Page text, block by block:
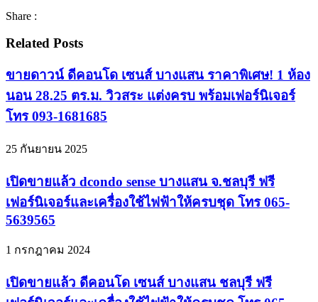
Share :
Related Posts
ขายดาวน์ ดีคอนโด เซนส์ บางแสน ราคาพิเศษ! 1 ห้อง
นอน 28.25 ตร.ม. วิวสระ แต่งครบ พร้อมเฟอร์นิเจอร์
โทร 093-1681685
25 กันยายน 2025
เปิดขายแล้ว dcondo sense บางแสน จ.ชลบุรี ฟรี
เฟอร์นิเจอร์และเครื่องใช้ไฟฟ้าให้ครบชุด โทร 065-
5639565
1 กรกฎาคม 2024
เปิดขายแล้ว ดีคอนโด เซนส์ บางแสน ชลบุรี ฟรี